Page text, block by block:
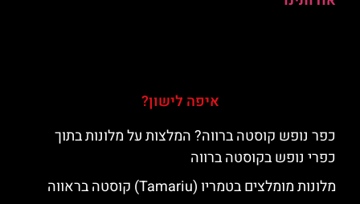
איפה לישון?
כפר נופש קוסטה ברווה? המלצות על מלונות בתוך
כפרי נופש בקוסטה ברווה
מלונות מומלצים בטמריו (Tamariu) קוסטה בראווה